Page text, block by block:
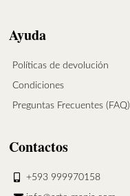
Ayuda
Políticas de devolución
Condiciones
Preguntas Frecuentes (FAQ)
Contactos
+593 999970158